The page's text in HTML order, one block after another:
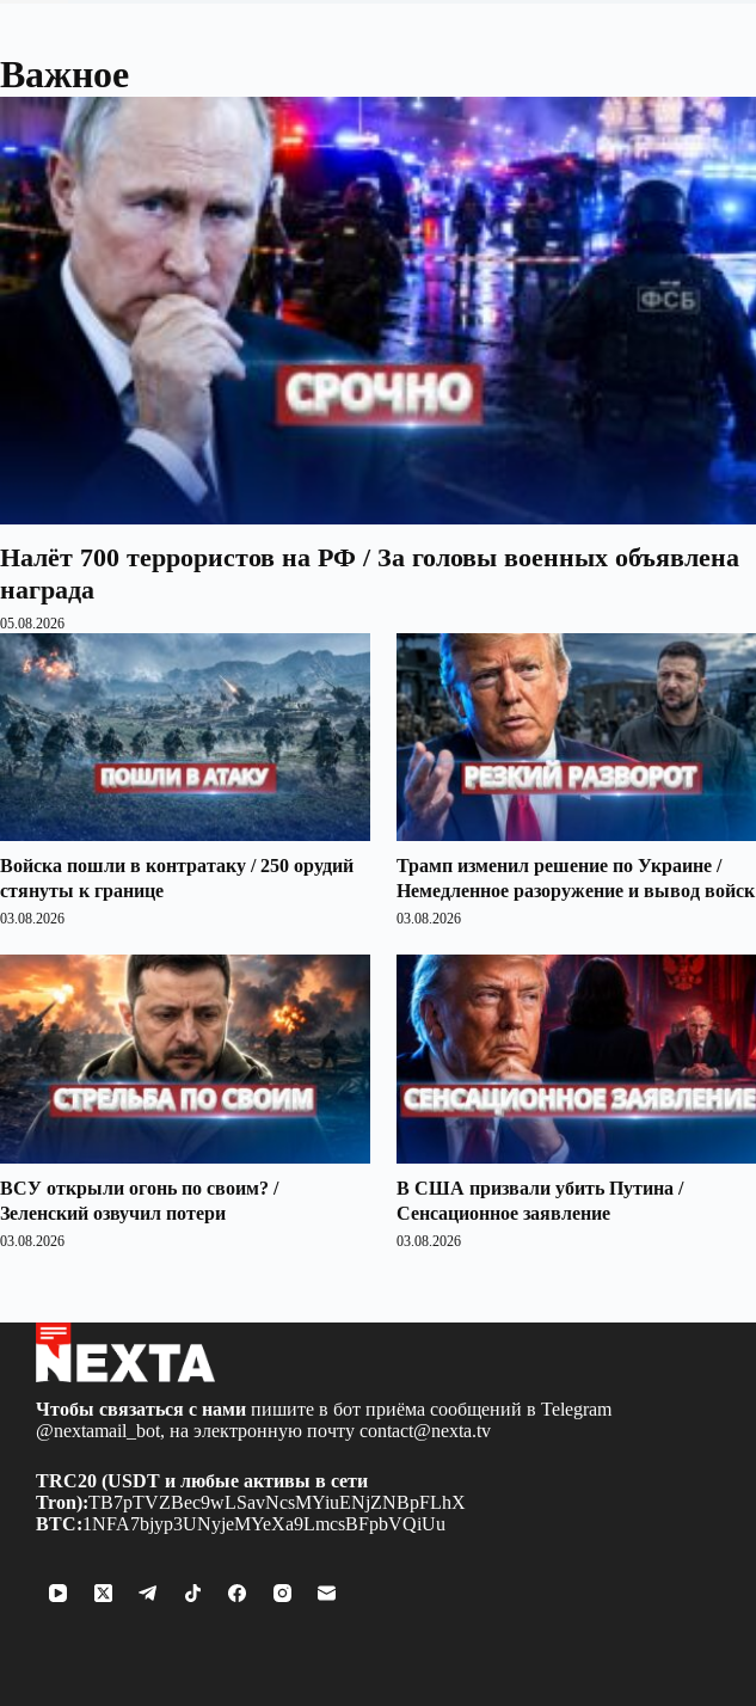
Важное
Налёт 700 террористов на РФ / За головы военных объявлена
награда
05.08.2026
Войска пошли в контратаку / 250 орудий
стянуты к границе
03.08.2026
Трамп изменил решение по Украине /
Немедленное разоружение и вывод войск
03.08.2026
ВСУ открыли огонь по своим? /
Зеленский озвучил потери
03.08.2026
В США призвали убить Путина /
Сенсационное заявление
03.08.2026
Чтобы связаться с нами пишите в бот приёма сообщений в Telegram
@nextamail_bot, на электронную почту contact@nexta.tv
TRC20 (USDT и любые активы в сети
Tron):TB7pTVZBec9wLSavNcsMYiuENjZNBpFLhX
BTC:1NFA7bjyp3UNyjeMYeXa9LmcsBFpbVQiUu